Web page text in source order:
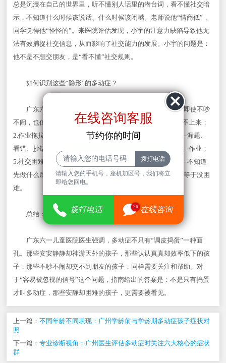
总是沉浸在自己的世界里，听不懂别人话里的潜台词，看不懂社交暗
示，不知道什么时候该说话、什么时候该闭嘴。老师说他“情商低”，
同学觉得他“怪怪的”。来医院评估发现，小宇的注意力缺陷导致他无
法有效捕捉社交信息，从而影响了社交能力的发展。小宇的问题是：
他不是不想交朋友，是“看不懂”社交规则。
如何识别这些“隐形”的多动症？
广东六一儿童医院医生建议，如果孩子出现以下情况，即使不吵
不闹，也值得关注：1.听课效率低——看似在听，但提问答不上来；
2.作业拖拉——明明会做，但就是做不完；3.粗心错误多——漏题、
看错、抄错频繁发生；4.丢三落四——经常忘记带学习用品、作业；
5.社交困难——听不懂规则、交不到朋友；6.时间管理差——不知道
先做什么后做什么，做事没条理。安静不等于没问题，乖不等于没困
难。
总结：隐形的不等于不存在的
广东六一儿童医院医生强调，多动症不只有“调皮捣蛋”一种面
孔。那些安安静静却神游天外的孩子，那些认认真真却效率低下的孩
子，那些不吵不闹却交不到朋友的孩子，同样需要关注和帮助。对
于“容易被忽视的信号”这个问题，指南给出的答案是：不是只有捣蛋
才叫多动症，那些安静却困难的孩子，更需要被看见。
上一篇： 不同年龄不同表现：广州学龄前与学龄期多动症孩子症状对
照
下一篇： 专业诊断视角：广州医生评估多动症时关注六大核心的症状
群
在线咨询客服
节约你的时间
请输入您的手机号，座机加区号，我们将立
即给您回电。
拨打电话 26 在线咨询